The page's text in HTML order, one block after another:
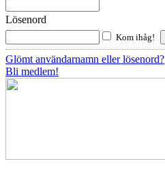
Lösenord
Kom ihåg!
Glömt användarnamn eller lösenord?
Bli medlem!